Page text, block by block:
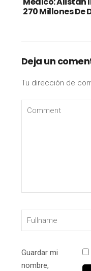
270 Millones De
Deja un
Tu dirección de
Guardar mi
nombre,